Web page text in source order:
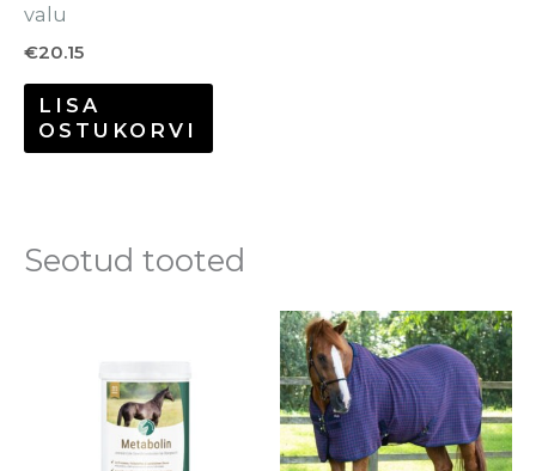
valu
€20.15
LISA
OSTUKORVI
Seotud tooted